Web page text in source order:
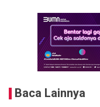
Baca Lainnya